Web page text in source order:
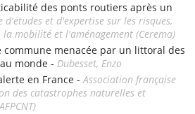
des ponts routiers après un
d'études et d'expertise sur les risques,
mobilité et l'aménagement (Cerema)
commune menacée par un littoral des
monde - Dubesset, Enzo
en France -Association française
des catastrophes naturelles et